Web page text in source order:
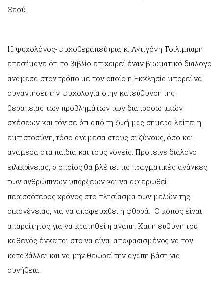
Θεού.
Η ψυχολόγος-ψυχοθεραπεύτρια κ. Αντιγόνη Τσιλιμπάρη
επεσήμανε ότι το βιβλίο επιχειρεί έναν βιωματικό διάλογο
ανάμεσα στον τρόπο με τον οποίο η Εκκλησία μπορεί να
συναντήσει την ψυχολογία στην κατεύθυνση της
θεραπείας των προβλημάτων των διαπροσωπικών
σχέσεων και τόνισε ότι από τη ζωή μας σήμερα λείπει η
εμπιστοσύνη, τόσο ανάμεσα στους συζύγους, όσο και
ανάμεσα στα παιδιά και τους γονείς. Πρότεινε διάλογο
ειλικρίνειας, ο οποίος θα βλέπει τις πραγματικές ανάγκες
των ανθρώπινων υπάρξεων και να αφιερωθεί
περισσότερος χρόνος στο πλησίασμα των μελών της
οικογένειας, για να αποφευχθεί η φθορά. Ο κόπος είναι
απαραίτητος για να κρατηθεί η αγάπη. Και η ευθύνη του
καθενός έγκειται στο να είναι αποφασισμένος να τον
καταβάλλει και να μην θεωρεί την αγάπη βάση για
συνήθεια.